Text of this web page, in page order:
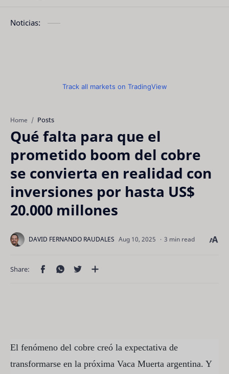
Noticias:
Track all markets on TradingView
Home Posts
Qué falta para que el
prometido boom del cobre
se convierta en realidad con
inversiones por hasta US$
20.000 millones
3 min read
El fenómeno del cobre creó la expectativa de
transformarse en la próxima Vaca Muerta argentina. Y